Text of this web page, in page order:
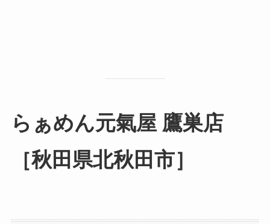
らぁめん元氣屋 鷹巣店
［秋田県北秋田市］